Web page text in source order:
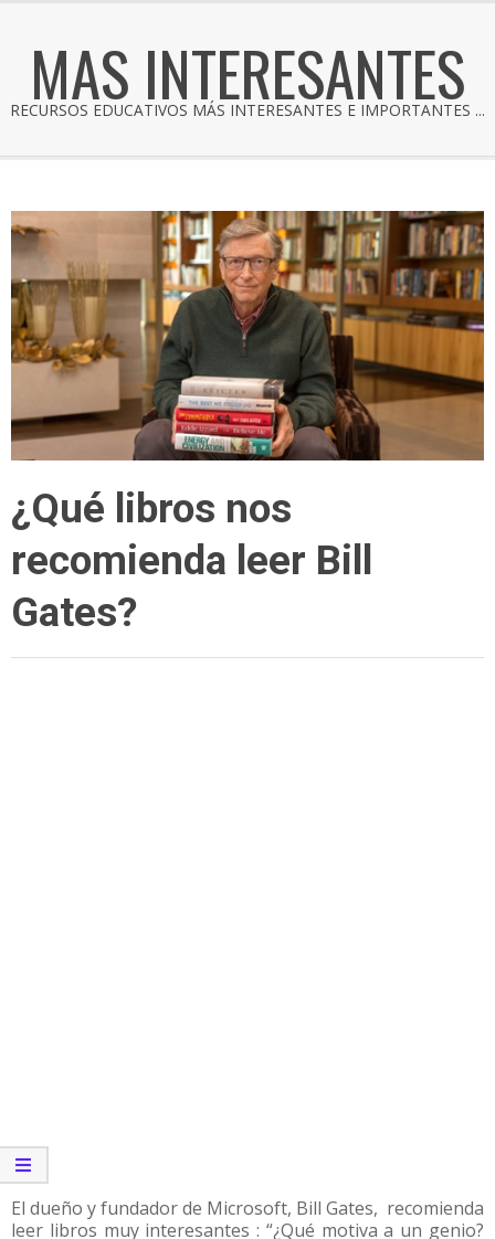
MAS INTERESANTES
RECURSOS EDUCATIVOS MÁS INTERESANTES E IMPORTANTES ...
¿Qué libros nos
recomienda leer Bill
Gates?
El dueño y fundador de Microsoft, Bill Gates, recomienda
leer libros muy interesantes : “¿Qué motiva a un genio?